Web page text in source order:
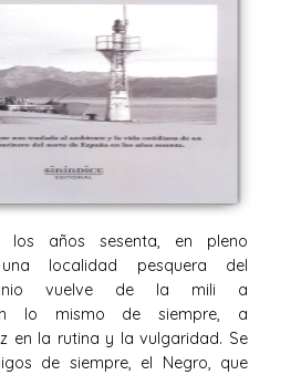
años sesenta, en pleno
localidad pesquera del
vuelve de la mili a
lo mismo de siempre, a
en la rutina y la vulgaridad. Se
de siempre, el Negro, que